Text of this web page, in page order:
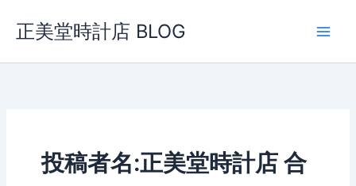
ス
正美堂時計店 BLOG
投稿者名:正美堂時計店 合